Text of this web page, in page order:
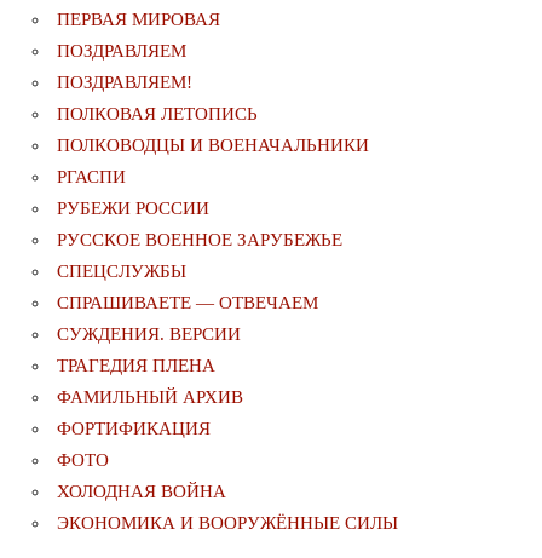
ПЕРВАЯ МИРОВАЯ
ПОЗДРАВЛЯЕМ
ПОЗДРАВЛЯЕМ!
ПОЛКОВАЯ ЛЕТОПИСЬ
ПОЛКОВОДЦЫ И ВОЕНАЧАЛЬНИКИ
РГАСПИ
РУБЕЖИ РОССИИ
РУССКОЕ ВОЕННОЕ ЗАРУБЕЖЬЕ
СПЕЦСЛУЖБЫ
СПРАШИВАЕТЕ — ОТВЕЧАЕМ
СУЖДЕНИЯ. ВЕРСИИ
ТРАГЕДИЯ ПЛЕНА
ФАМИЛЬНЫЙ АРХИВ
ФОРТИФИКАЦИЯ
ФОТО
ХОЛОДНАЯ ВОЙНА
ЭКОНОМИКА И ВООРУЖЁННЫЕ СИЛЫ